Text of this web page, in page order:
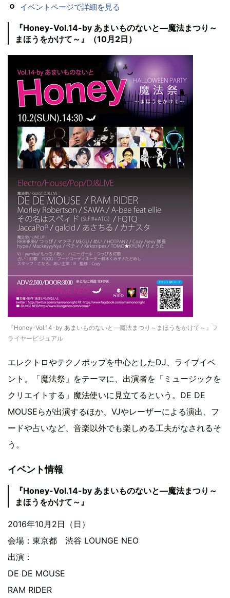
イベントページで詳細を見る
『Honey-Vol.14-by あまいものないと―魔法まつり～
まほうをかけて～』（10月2日）
『Honey-Vol.14-by あまいものないと―魔法まつり～まほうをかけて～』フ
ライヤービジュアル
エレクトロやテクノポップを中心としたDJ、ライブイベ
ント。「魔法祭」をテーマに、出演者を「ミュージックを
クリエイトする」魔法使いに見立てるという。DE DE
MOUSEらが出演するほか、VJやレーザーによる演出、フ
ードや占いなど、音楽以外でも楽しめる工夫がなされるそ
う。
イベント情報
『Honey-Vol.14-by あまいものないと―魔法まつり～
まほうをかけて～』
2016年10月2日（日）
会場：東京都 渋谷 LOUNGE NEO
出演：
DE DE MOUSE
RAM RIDER